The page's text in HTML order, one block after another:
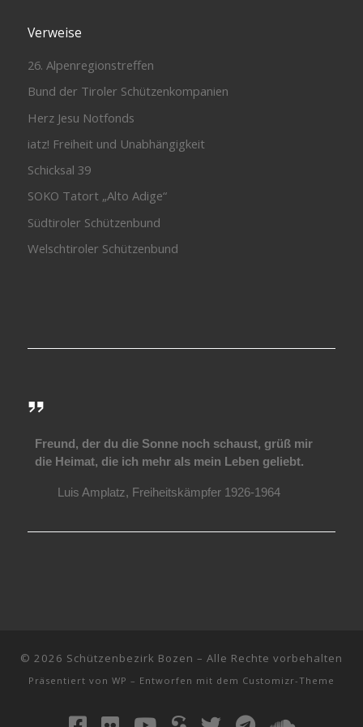
Verweise
26. Alpenregionstreffen
Bund der Tiroler Schützenkompanien
Herz Jesu Notfonds
iatz! Freiheit und Unabhängigkeit
Schicksal 39
SOKO Tatort „Alto Adige“
Südtiroler Schützenbund
Welschtiroler Schützenbund
Freund, der du die Sonne noch schaust, grüß mir
die Heimat, die ich mehr als mein Leben geliebt.
Luis Amplatz, Freiheitskämpfer 1926-1964
© 2026 Schützenbezirk Bozen – Alle Rechte vorbehalten
Präsentiert von WP – Entworfen mit dem Customizr-Theme